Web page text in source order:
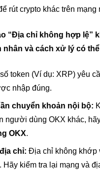
rút crypto khác trên mạng
“Địa chỉ không hợp lệ”
nhân và cách xử lý có
token (Ví dụ: XRP) yêu
nhập đúng.
chuyển khoản nội bộ:
người dùng OKX khác,
OKX.
chỉ: Địa chỉ không khớp
Hãy kiểm tra lại mạng và